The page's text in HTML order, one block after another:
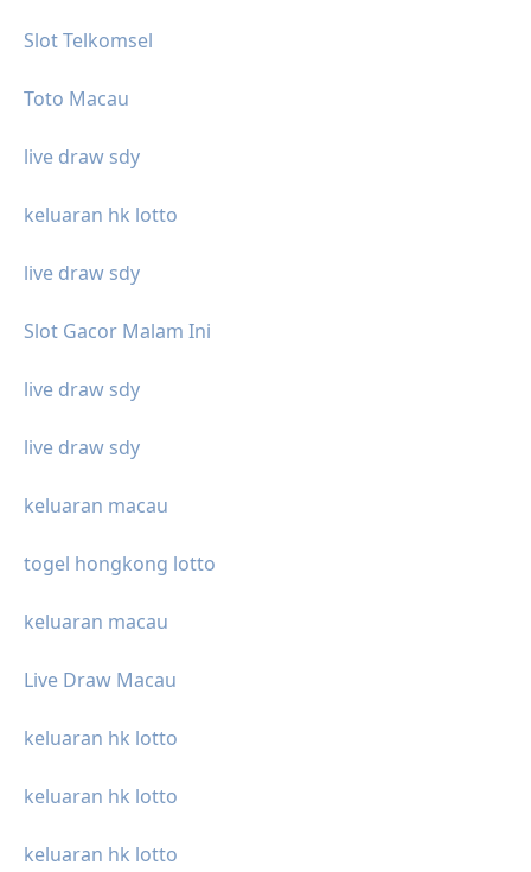
Slot Telkomsel
Toto Macau
live draw sdy
keluaran hk lotto
live draw sdy
Slot Gacor Malam Ini
live draw sdy
live draw sdy
keluaran macau
togel hongkong lotto
keluaran macau
Live Draw Macau
keluaran hk lotto
keluaran hk lotto
keluaran hk lotto